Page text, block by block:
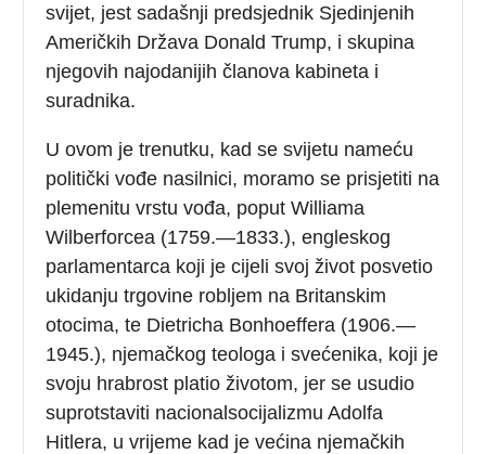
svijet, jest sadašnji predsjednik Sjedinjenih
Američkih Država Donald Trump, i skupina
njegovih najodanijih članova kabineta i
suradnika.
U ovom je trenutku, kad se svijetu nameću
politički vođe nasilnici, moramo se prisjetiti na
plemenitu vrstu vođa, poput Williama
Wilberforcea (1759.—1833.), engleskog
parlamentarca koji je cijeli svoj život posvetio
ukidanju trgovine robljem na Britanskim
otocima, te Dietricha Bonhoeffera (1906.—
1945.), njemačkog teologa i svećenika, koji je
svoju hrabrost platio životom, jer se usudio
suprotstaviti nacionalsocijalizmu Adolfa
Hitlera, u vrijeme kad je većina njemačkih